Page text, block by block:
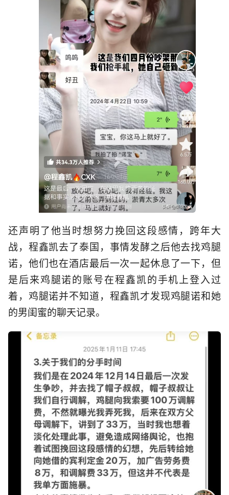
还声明了他当时想努力挽回这段感情，跨年大
战，程鑫凯去了泰国，事情发酵之后他去找鸡腿
诺，他们也在酒店最后一次一起休息了一下，但
是后来鸡腿诺的账号在程鑫凯的手机上登入过
着，鸡腿诺并不知道，程鑫凯才发现鸡腿诺和她
的男闺蜜的聊天记录。